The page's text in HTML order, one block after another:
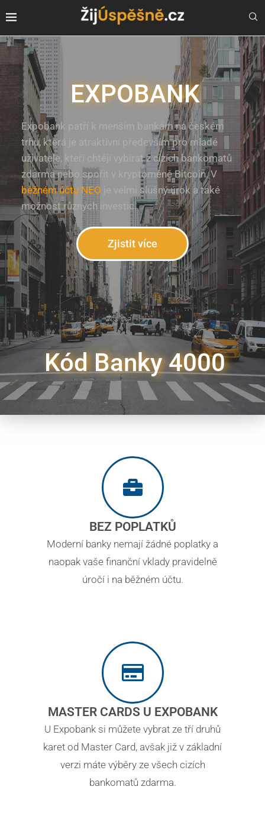
EXPOBANK
Expobank patří k menším bankám na českém
trhu, která je atraktivní především pro mladé
uživatele, kteří chtějí vybírat z cizích bankomatů
zdarma nebo spořit v kryptoměně Bitcoin. V
běžném účtu NEO je velmi slušný úrok a také
možnost různých investic.
Zjistit více
Kód Banky 4000
BEZ POPLATKŮ
Moderní banky nemají žádné poplatky a
naopak vaše finanční vklady pravidelně
úročí i na běžném účtu.
MASTER CARDS U EXPOBANK
U Expobank si můžete vybrat ze tří druhů
karet od Master Card, avšak již v základní
verzi máte výběry ze všech cizích
bankomatů zdarma.